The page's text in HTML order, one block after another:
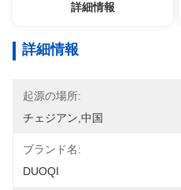
詳細情報
詳細情報
起源の場所:
チェジアン,中国
ブランド名:
DUOQI